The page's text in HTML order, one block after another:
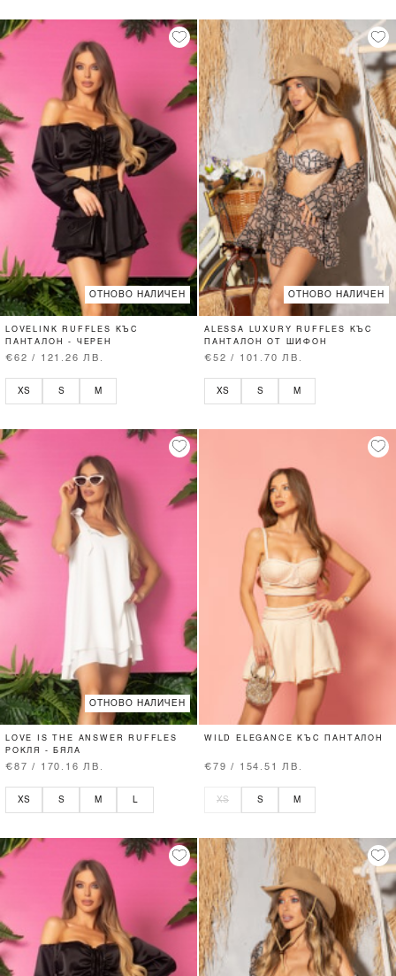
ОТНОВО НАЛИЧЕН
LOVELINK RUFFLES КЪС
ПАНТАЛОН - ЧЕРЕН
€62 / 121.26 ЛВ.
XS S M
ОТНОВО НАЛИЧЕН
ALESSA LUXURY RUFFLES КЪС
ПАНТАЛОН ОТ ШИФОН
€52 / 101.70 ЛВ.
XS S M
ОТНОВО НАЛИЧЕН
LOVE IS THE ANSWER RUFFLES
РОКЛЯ - БЯЛА
€87 / 170.16 ЛВ.
XS S M L
WILD ELEGANCE КЪС ПАНТАЛОН
€79 / 154.51 ЛВ.
XS S M